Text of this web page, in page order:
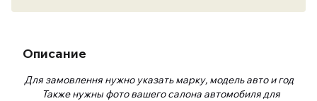
Описание
Для замовлення нужно указать марку, модель авто и год
Также нужны фото вашего салона автомобиля для